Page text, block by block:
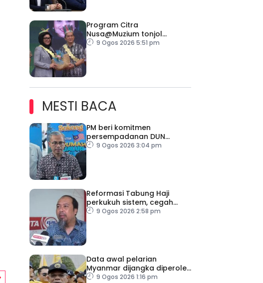
Program Citra
Nusa@Muzium tonjol
keunikan budaya orang asli
9 Ogos 2026 5:51 pm
MESTI BACA
PM beri komitmen
persempadanan DUN
Sarawak, minta laporan SPR
9 Ogos 2026 3:04 pm
Reformasi Tabung Haji
perkukuh sistem, cegah
kesilapan berulang
9 Ogos 2026 2:58 pm
Data awal pelarian
Myanmar dijangka diperoleh
suku keempat 2026
9 Ogos 2026 1:16 pm